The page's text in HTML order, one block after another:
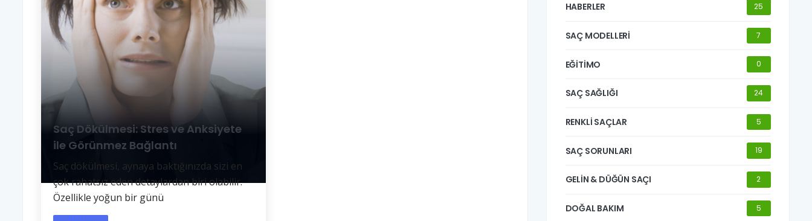
Saç Dökülmesi: Stres ve Anksiyete
ile Görünmez Bağlantı
Saç dökülmesi, aynaya baktığınızda sizi en
çok rahatsız eden detaylardan biri olabilir.
Özellikle yoğun bir günü
HABERLER 25
SAÇ MODELLERİ 7
EĞİTİMO 0
SAÇ SAĞLIĞI 24
RENKLİ SAÇLAR 5
SAÇ SORUNLARI 19
GELİN & DÜĞÜN SAÇI 2
DOĞAL BAKIM 5